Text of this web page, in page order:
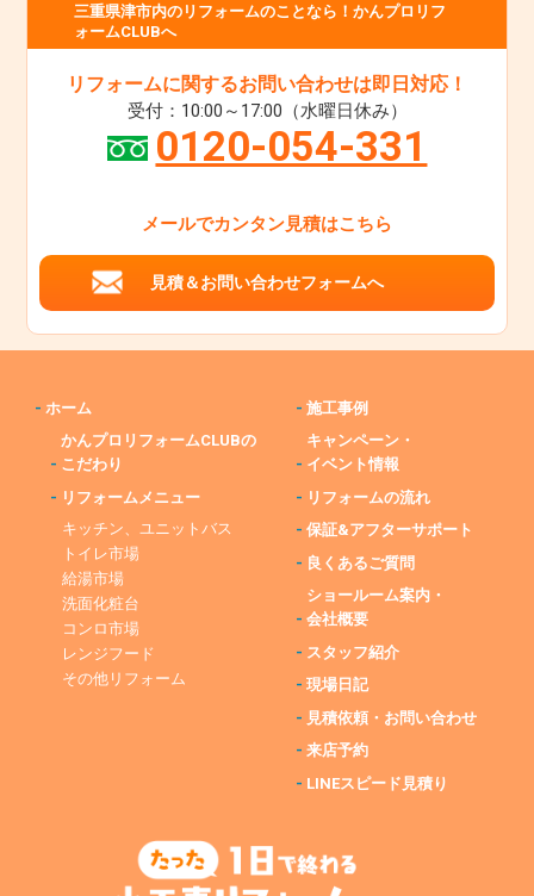
三重県津市内のリフォームのことなら！かんプロリフ
ォームCLUBへ
リフォームに関するお問い合わせは即日対応！
受付：10:00～17:00（水曜日休み）
0120-054-331
メールでカンタン見積はこちら
見積＆お問い合わせフォームへ
- ホーム
-
かんプロリフォームCLUBの
こだわり
- リフォームメニュー
キッチン、ユニットバス
トイレ市場
給湯市場
洗面化粧台
コンロ市場
レンジフード
その他リフォーム
-施工事例
-
キャンペーン・
イベント情報
- リフォームの流れ
-保証&アフターサポート
- 良くあるご質問
-
ショールーム案内・
会社概要
- スタッフ紹介
-現場日記
- 見積依頼・お問い合わせ
-来店予約
- LINEスピード見積り